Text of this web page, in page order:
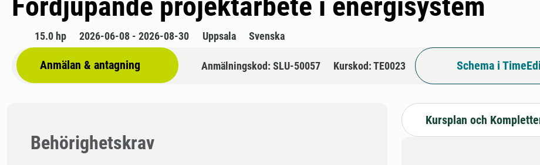
15.0 hp 2026-06-08 - 2026-08-30 Uppsala Svenska
Anmälan & antagning Anmälningskod: SLU-50057 Kurskod: TE0023 Schema i
Behörighetskrav
Kursplan och